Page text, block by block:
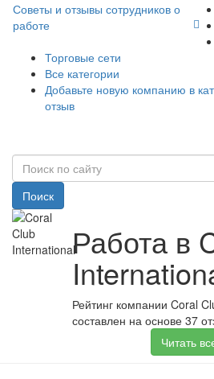
Советы и отзывы сотрудников о
работе
Торговые сети
Все категории
Добавьте новую компанию в
отзыв
Поиск
Работа в
Рейтинг компании Coral
составлен на основе 37
Читать